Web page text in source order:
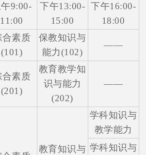
午9:00-
11:00
下午13:00-
15:00
下午16:00-
18:00
合素质
(101)
保教知识与
能力(102)
——
合素质
(201)
教育教学知
识与能力
(202)
——
教育知识与
学科知识与
教学能力
学科知识与